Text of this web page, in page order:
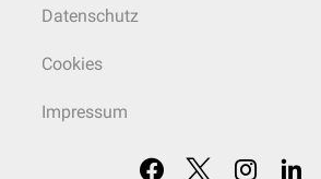
Datenschutz
Cookies
Impressum